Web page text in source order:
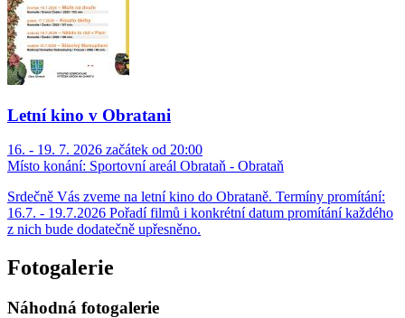
Letní kino v Obratani
16. - 19. 7. 2026 začátek od 20:00
Místo konání: Sportovní areál Obrataň - Obrataň
Srdečně Vás zveme na letní kino do Obrataně. Termíny promítání:
16.7. - 19.7.2026 Pořadí filmů i konkrétní datum promítání každého
z nich bude dodatečně upřesněno.
Fotogalerie
Náhodná fotogalerie